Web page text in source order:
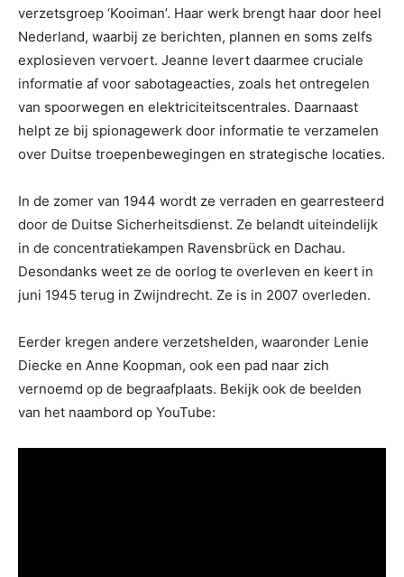
verzetsgroep ‘Kooiman’. Haar werk brengt haar door heel
Nederland, waarbij ze berichten, plannen en soms zelfs
explosieven vervoert. Jeanne levert daarmee cruciale
informatie af voor sabotageacties, zoals het ontregelen
van spoorwegen en elektriciteitscentrales. Daarnaast
helpt ze bij spionagewerk door informatie te verzamelen
over Duitse troepenbewegingen en strategische locaties.
In de zomer van 1944 wordt ze verraden en gearresteerd
door de Duitse Sicherheitsdienst. Ze belandt uiteindelijk
in de concentratiekampen Ravensbrück en Dachau.
Desondanks weet ze de oorlog te overleven en keert in
juni 1945 terug in Zwijndrecht. Ze is in 2007 overleden.
Eerder kregen andere verzetshelden, waaronder Lenie
Diecke en Anne Koopman, ook een pad naar zich
vernoemd op de begraafplaats. Bekijk ook de beelden
van het naambord op YouTube: